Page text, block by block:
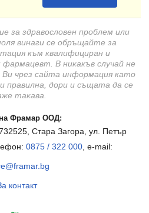
за здравословен проблем или
винаги се обръщайте за
към квалифициран и
фармацевт. В никакъв случай не
чрез сайта информация като
правилна, дори и същата да се
такава.
Фрамар ООД:
Стара Загора, ул. Петър
0875 / 322 000, e-mail:
контакт